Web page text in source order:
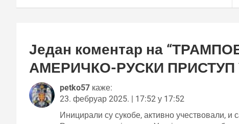
Један коментар на “
АМЕРИЧКО-РУСКИ ПРИСТУП
petko57 каже:
23. фебруар 2025. | 17:52 у 17:52
Иницирали су сукобе, активно учествовали, и